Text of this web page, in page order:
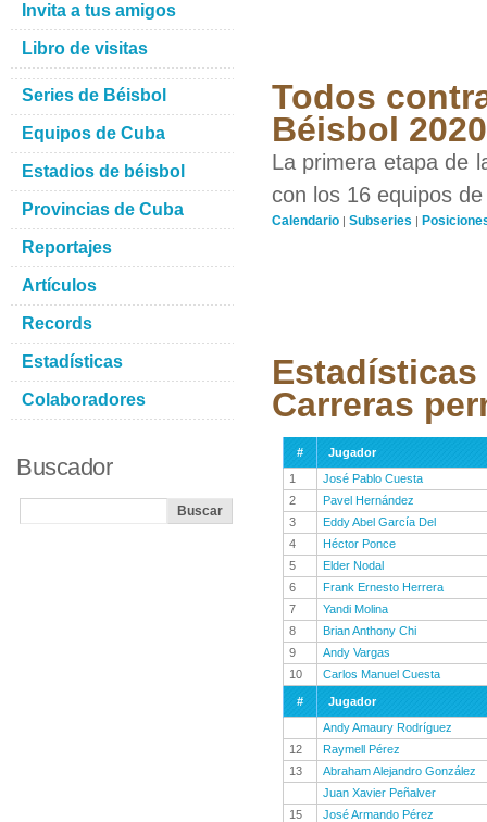
Todos
Béisbol
La primera etapa de
con los 16 equipos
Calendario | Subseries |
Carreras
#
Jugador
1
José Pablo Cuesta
2
Pavel Hernández
3
Eddy Abel García Del
4
Héctor Ponce
5
Elder Nodal
6
Frank Ernesto Herrera
7
Yandi Molina
8
Brian Anthony Chi
9
Andy Vargas
10
Carlos Manuel Cuesta
#
Jugador
Andy Amaury Rodríguez
12
Raymell Pérez
13
Abraham Alejandro González
Juan Xavier Peñalver
15
José Armando Pérez
Invita a tus amigos
Libro de visitas
Series de Béisbol
Equipos de Cuba
Estadios de béisbol
Provincias de Cuba
Reportajes
Artículos
Records
Estadísticas
Colaboradores
Buscador